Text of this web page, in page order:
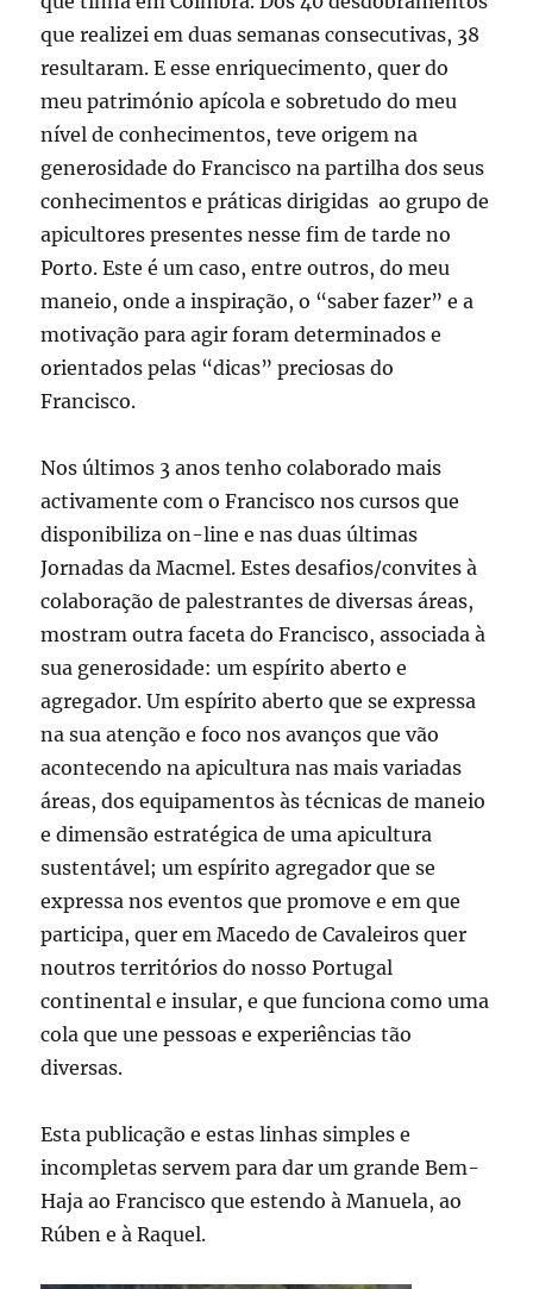
que realizei em duas semanas consecutivas, 38
resultaram. E esse enriquecimento, quer do
meu património apícola e sobretudo do meu
nível de conhecimentos, teve origem na
generosidade do Francisco na partilha dos seus
conhecimentos e práticas dirigidas ao grupo de
apicultores presentes nesse fim de tarde no
Porto. Este é um caso, entre outros, do meu
maneio, onde a inspiração, o “saber fazer” e a
motivação para agir foram determinados e
orientados pelas “dicas” preciosas do
Francisco.
Nos últimos 3 anos tenho colaborado mais
activamente com o Francisco nos cursos que
disponibiliza on-line e nas duas últimas
Jornadas da Macmel. Estes desafios/convites à
colaboração de palestrantes de diversas áreas,
mostram outra faceta do Francisco, associada à
sua generosidade: um espírito aberto e
agregador. Um espírito aberto que se expressa
na sua atenção e foco nos avanços que vão
acontecendo na apicultura nas mais variadas
áreas, dos equipamentos às técnicas de maneio
e dimensão estratégica de uma apicultura
sustentável; um espírito agregador que se
expressa nos eventos que promove e em que
participa, quer em Macedo de Cavaleiros quer
noutros territórios do nosso Portugal
continental e insular, e que funciona como uma
cola que une pessoas e experiências tão
diversas.
Esta publicação e estas linhas simples e
incompletas servem para dar um grande Bem-
Haja ao Francisco que estendo à Manuela, ao
Rúben e à Raquel.